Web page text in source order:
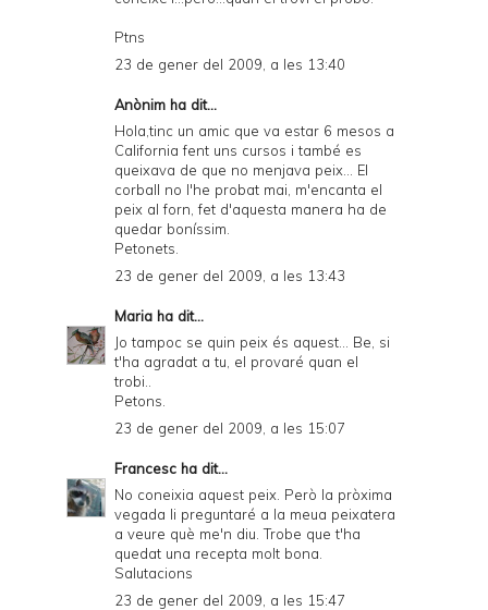
Ptns
23 de gener del 2009, a les 13:40
Anònim ha dit...
Hola,tinc un amic que va estar 6 mesos a
California fent uns cursos i també es
queixava de que no menjava peix... El
corball no l'he probat mai, m'encanta el
peix al forn, fet d'aquesta manera ha de
quedar boníssim.
Petonets.
23 de gener del 2009, a les 13:43
Maria ha dit...
Jo tampoc se quin peix és aquest... Be, si
t'ha agradat a tu, el provaré quan el
trobi..
Petons.
23 de gener del 2009, a les 15:07
Francesc ha dit...
No coneixia aquest peix. Però la pròxima
vegada li preguntaré a la meua peixatera
a veure què me'n diu. Trobe que t'ha
quedat una recepta molt bona.
Salutacions
23 de gener del 2009, a les 15:47